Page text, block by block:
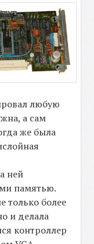
любую
а сам
же была
ней
памятью.
только более
и делала
контроллер